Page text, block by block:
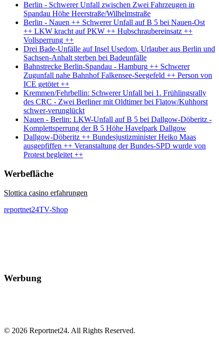
Berlin - Schwerer Unfall zwischen Zwei Fahrzeugen in
Spandau Höhe Heerstraße/Wilhelmstraße
Berlin - Nauen ++ Schwerer Unfall auf B 5 bei Nauen-Ost
++ LKW kracht auf PKW ++ Hubschraubereinsatz ++
Vollsperrung ++
Drei Bade-Unfälle auf Insel Usedom, Urlauber aus Berlin und
Sachsen-Anhalt sterben bei Badeunfälle
Bahnstrecke Berlin-Spandau - Hamburg ++ Schwerer
Zugunfall nahe Bahnhof Falkensee-Seegefeld ++ Person von
ICE getötet ++
Kremmen/Fehrbellin: Schwerer Unfall bei 1. Frühlingsrally
des CRC - Zwei Berliner mit Oldtimer bei Flatow/Kuhhorst
schwer-verunglückt
Nauen - Berlin: LKW-Unfall auf B 5 bei Dallgow-Döberitz -
Komplettsperrung der B 5 Höhe Havelpark Dallgow
Dallgow-Döberitz ++ Bundesjustizminister Heiko Maas
ausgepfiffen ++ Veranstaltung der Bundes-SPD wurde von
Protest begleitet ++
Werbefläche
Slottica casino erfahrungen
reportnet24TV-Shop
Werbung
© 2026 Reportnet24. All Rights Reserved.